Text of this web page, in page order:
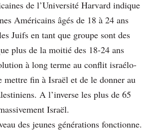
de l’Université Harvard indique
Américains âgés de 18 à 24 ans
Juifs en tant que groupe sont des
plus de la moitié des 18-24 ans
à long terme au conflit israélo-
mettre fin à Israël et de le donner au
A l’inverse les plus de 65
Israël.
des jeunes générations fonctionne.